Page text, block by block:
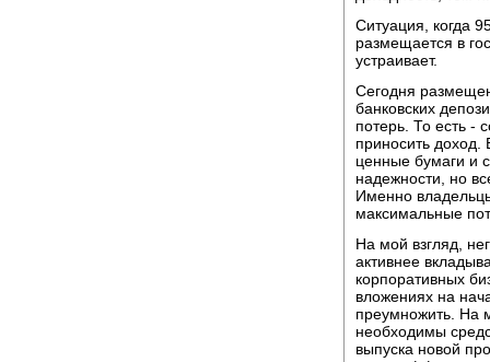
Ситуация, когда
размещается в
устраивает.
Сегодня
банковских
потерь. То есть -
приносить доход.
ценные бумаги и
надежности, но
Именно
максимальные
На мой взгляд,
активнее
корпоративных
вложениях на
преумножить. На
необходимы
выпуска новой